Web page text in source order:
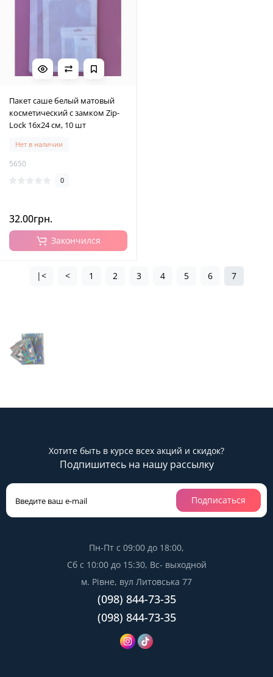
Пакет саше белый матовый
косметический с замком Zip-
Lock 16х24 см, 10 шт
Нет в наличии
5650
0
32.00грн.
Закончился
|< < 1 2 3 4 5 6 7
Хотите быть в курсе всех акций и скидок?
Подпишитесь на нашу рассылку
Подписаться
Пн-Пт с 09:00 до 18:00,
Сб с 10:00 до 15:30, Вс- выходной
м. Рівне, вул Литовська 77
(098) 844-73-35
(098) 844-73-35